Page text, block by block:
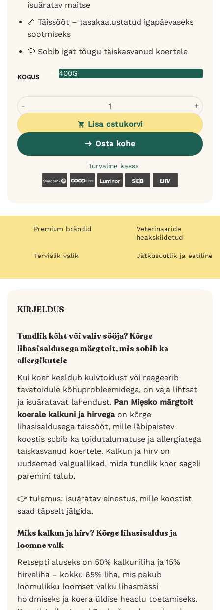
isuäratav maitse
🦴 Täissööt – tasakaalustatud igapäevaseks
söötmiseks
🐶 Sobib igat tõugu täiskasvanud koertele
KOGUS 400G
Pan Mięsko märgtoit koerale kalkuni ja hirvega 400g -
Lisa ostukorvi
Osta kohe
Turvaline kassa
SwedbankCoop Luminor SEB
Premium brändid
Veterinaaride
heakskiidetud
Tervislik valik Jätkusuutlik ja eetiline
KIRJELDUS
Tundlik kõht või valiv sööja? Kõrge
lihasisaldusega märgtoit, mis sobib ka
allergikutele
Kui koer keeldub kuivtoidust või reageerib
tavatoidule kõhuprobleemidega, on vaja lihtsat
ja isuäratavat lahendust. Pan Mięsko märgtoit
koerale kalkuni ja hirvegaon kõrge
lihasisaldusega täissööt, mille läbipaistev
koostis sobib ka toidutalumatuse ja allergiatega
täiskasvanud koertele. Kalkun ja hirv on
uudsemad valguallikad, mida tundlik koer sageli
paremini talub.
👉 tulemus: isuäratav einestus, mille koostist
saad täpselt jälgida.
Miks kalkun ja hirv? Kõrge lihasisaldus ja
loomne valk
Retsepti aluseks on 50% kalkuniliha ja 15%
hirveliha – kokku 65% liha, mis pakub
loomulikku loomset valku lihasmassi
hoidmiseks ja koera üldise heaolu toetamiseks.